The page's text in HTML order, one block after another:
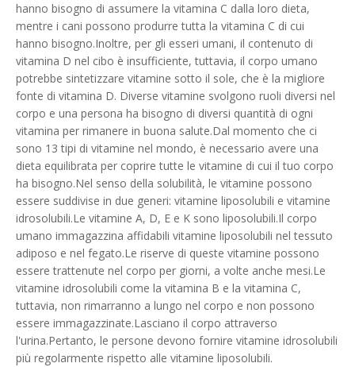
hanno bisogno di assumere la vitamina C dalla loro dieta,
mentre i cani possono produrre tutta la vitamina C di cui
hanno bisogno.Inoltre, per gli esseri umani, il contenuto di
vitamina D nel cibo è insufficiente, tuttavia, il corpo umano
potrebbe sintetizzare vitamine sotto il sole, che è la migliore
fonte di vitamina D. Diverse vitamine svolgono ruoli diversi nel
corpo e una persona ha bisogno di diversi quantità di ogni
vitamina per rimanere in buona salute.Dal momento che ci
sono 13 tipi di vitamine nel mondo, è necessario avere una
dieta equilibrata per coprire tutte le vitamine di cui il tuo corpo
ha bisogno.Nel senso della solubilità, le vitamine possono
essere suddivise in due generi: vitamine liposolubili e vitamine
idrosolubili.Le vitamine A, D, E e K sono liposolubili.Il corpo
umano immagazzina affidabili vitamine liposolubili nel tessuto
adiposo e nel fegato.Le riserve di queste vitamine possono
essere trattenute nel corpo per giorni, a volte anche mesi.Le
vitamine idrosolubili come la vitamina B e la vitamina C,
tuttavia, non rimarranno a lungo nel corpo e non possono
essere immagazzinate.Lasciano il corpo attraverso
l'urina.Pertanto, le persone devono fornire vitamine idrosolubili
più regolarmente rispetto alle vitamine liposolubili.